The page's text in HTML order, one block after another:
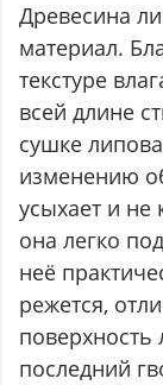
Древесина
материал.
текстуре
всей длине
сушке
изменению
усыхает и не
она легко
неё
режется,
последний